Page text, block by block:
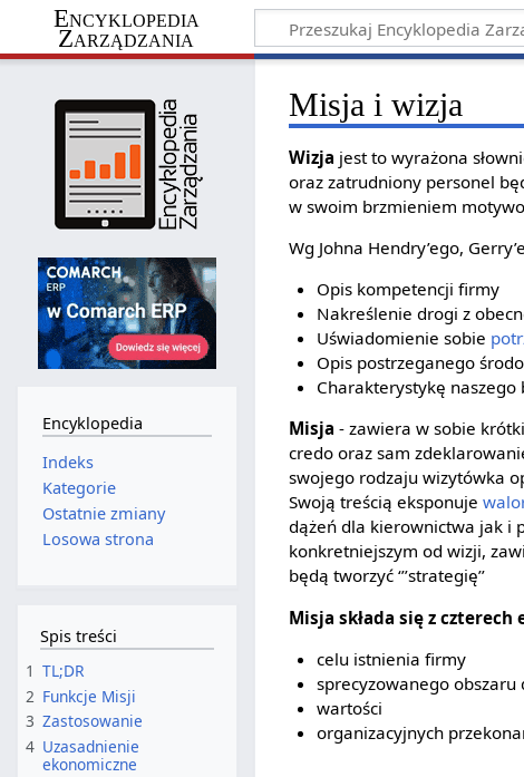
Encyklopedia
Zarządzania
Misja i wizja
Wizja jest to wyrażona
oraz zatrudniony personel
w swoim brzmieniem
Wg Johna Hendry’ego,
Opis kompetencji firmy
Nakreślenie drogi z
Uświadomienie sobie
Opis postrzeganego
Charakterystykę naszego
Misja - zawiera w sobie
credo oraz sam
swojego rodzaju wizytówka
Swoją treścią eksponuje
dążeń dla kierownictwa jak i
konkretniejszym od wizji,
będą tworzyć ‘’’strategię’’
Misja składa się z czterech
celu istnienia firmy
sprecyzowanego obszaru
wartości
organizacyjnych
Encyklopedia
Indeks
Kategorie
Ostatnie zmiany
Losowa strona
Spis treści
1 TL;DR
2 Funkcje Misji
3 Zastosowanie
4 Uzasadnienie
ekonomiczne